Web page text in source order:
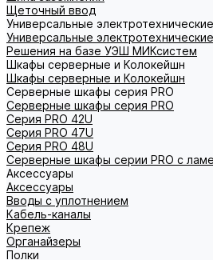
Щеточный ввод
Универсальные
Универсальные
Решения на базе УЭШ МИКсистем
Шкафы серверные и Колокейшн
Шкафы серверные и Колокейшн
Серверные шкафы серия PRO
Серверные шкафы серия PRO
Серия PRO 42U
Серия PRO 47U
Серия PRO 48U
Серверные шкафы серии PRO с
Аксессуары
Аксессуары
Вводы с уплотнением
Кабель-каналы
Крепеж
Органайзеры
Полки